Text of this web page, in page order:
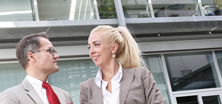
Newsletter